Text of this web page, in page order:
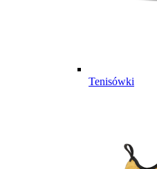
Tenisówki